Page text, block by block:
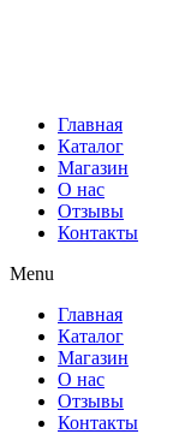
Главная
Каталог
Магазин
О нас
Отзывы
Контакты
Menu
Главная
Каталог
Магазин
О нас
Отзывы
Контакты